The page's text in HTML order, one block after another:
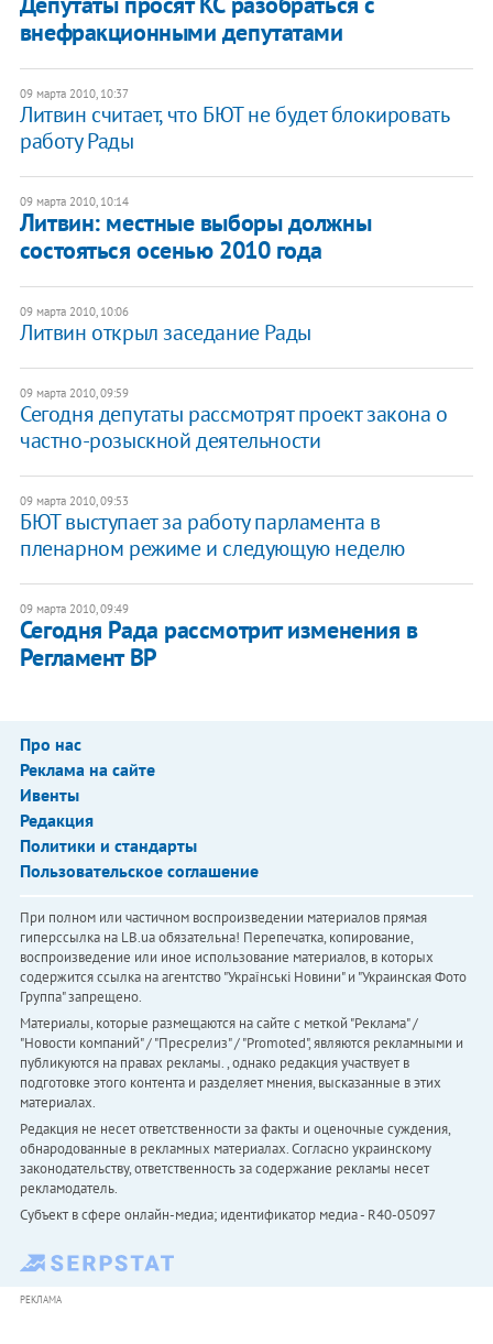
внефракционными депутатами
09 марта 2010, 10:37
Литвин считает, что БЮТ не будет блокировать
работу Рады
09 марта 2010, 10:14
Литвин: местные выборы должны
состояться осенью 2010 года
09 марта 2010, 10:06
Литвин открыл заседание Рады
09 марта 2010, 09:59
Сегодня депутаты рассмотрят проект закона о
частно-розыскной деятельности
09 марта 2010, 09:53
БЮТ выступает за работу парламента в
пленарном режиме и следующую неделю
09 марта 2010, 09:49
Сегодня Рада рассмотрит изменения в
Регламент ВР
Про нас
Реклама на сайте
Ивенты
Редакция
Политики и стандарты
Пользовательское соглашение
При полном или частичном воспроизведении материалов прямая
гиперссылка на LB.ua обязательна! Перепечатка, копирование,
воспроизведение или иное использование материалов, в которых
содержится ссылка на агентство "Українськi Новини" и "Украинская Фото
Группа" запрещено.
Материалы, которые размещаются на сайте с меткой "Реклама" /
"Новости компаний" / "Пресрелиз" / "Promoted", являются рекламными и
публикуются на правах рекламы. , однако редакция участвует в
подготовке этого контента и разделяет мнения, высказанные в этих
материалах.
Редакция не несет ответственности за факты и оценочные суждения,
обнародованные в рекламных материалах. Согласно украинскому
законодательству, ответственность за содержание рекламы несет
рекламодатель.
Субъект в сфере онлайн-медиа; идентификатор медиа - R40-05097
РЕКЛАМА